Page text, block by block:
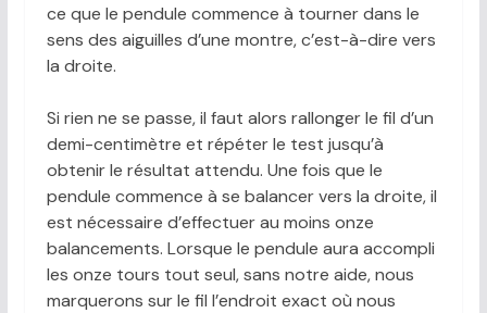
ce que le pendule commence à tourner dans le
sens des aiguilles d’une montre, c’est-à-dire vers
la droite.
Si rien ne se passe, il faut alors rallonger le fil d’un
demi-centimètre et répéter le test jusqu’à
obtenir le résultat attendu. Une fois que le
pendule commence à se balancer vers la droite, il
est nécessaire d’effectuer au moins onze
balancements. Lorsque le pendule aura accompli
les onze tours tout seul, sans notre aide, nous
marquerons sur le fil l’endroit exact où nous